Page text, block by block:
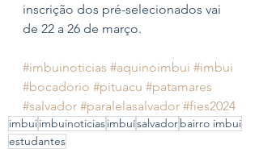
inscrição dos pré-selecionados vai
de 22 a 26 de março.
#imbuinoticias #aquinoimbui #imbui
#bocadorio #pituacu #patamares
#salvador #paralelasalvador #fies2024
imbuiimbuinoticiasimbuísalvadorbairro imbui
estudantes